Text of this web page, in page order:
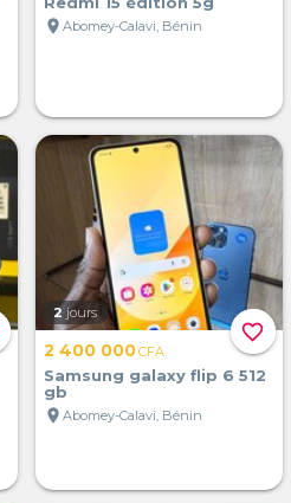
location_on Abomey-Calavi, Bénin
favorite_border
2 jours
2 400 000CFA
Samsung galaxy flip 6 512
gb
location_on Abomey-Calavi, Bénin